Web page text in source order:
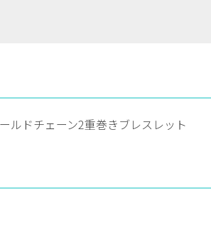
ルドチェーン2重巻きブレスレット